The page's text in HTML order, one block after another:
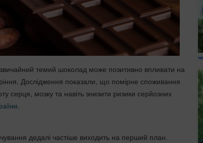
темий шоколад може позитивно впливати на
Дослідження показали, що помірне споживання
серця, мозку та навіть знизити ризики серйозних
дедалі частіше виходить на перший план.